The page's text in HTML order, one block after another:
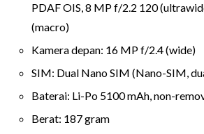
PDAF OIS, 8 MP f/2.2 120
(macro)
Kamera depan: 16 MP f/2.4 (wide)
SIM: Dual Nano SIM (Nano-SIM,
Baterai: Li-Po 5100 mAh, non-
Berat: 187 gram